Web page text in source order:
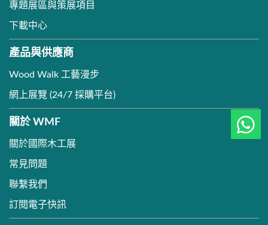
專題展區與策展項目
下載中心
產品與供應商
Wood Walk 工藝漫步
網上展覽 (24/7 採購平台)
關於 WMF
關於國際木工展
常見問題
聯繫我們
訂閱電子快訊